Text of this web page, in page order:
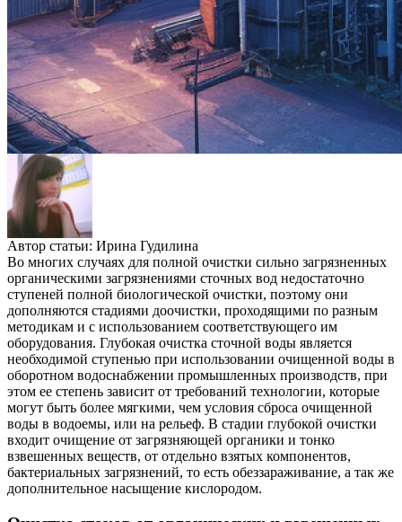
Автор статьи: Ирина Гудилина
Во многих случаях для полной очистки сильно загрязненных
органическими загрязнениями сточных вод недостаточно
ступеней полной биологической очистки, поэтому они
дополняются стадиями доочистки, проходящими по разным
методикам и с использованием соответствующего им
оборудования. Глубокая очистка сточной воды является
необходимой ступенью при использовании очищенной воды в
оборотном водоснабжении промышленных производств, при
этом ее степень зависит от требований технологии, которые
могут быть более мягкими, чем условия сброса очищенной
воды в водоемы, или на рельеф. В стадии глубокой очистки
входит очищение от загрязняющей органики и тонко
взвешенных веществ, от отдельно взятых компонентов,
бактериальных загрязнений, то есть обеззараживание, а так же
дополнительное насыщение кислородом.